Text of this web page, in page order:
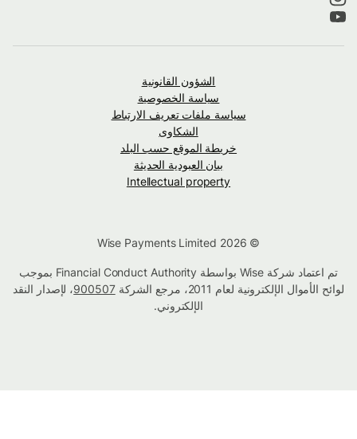
الشؤون القانونية
سياسة الخصوصية
سياسة ملفات تعريف الارتباط
الشكاوى
خريطة الموقع حسب البلد
بيان العبودية الحديثة
Intellectual property
تم اعتماد شركة Wise بواسطة Financial Conduct Authority بموجب
لوائح الأموال الإلكترونية لعام 2011، مرجع الشركة
900507، لإصدار النقد
الإلكتروني.